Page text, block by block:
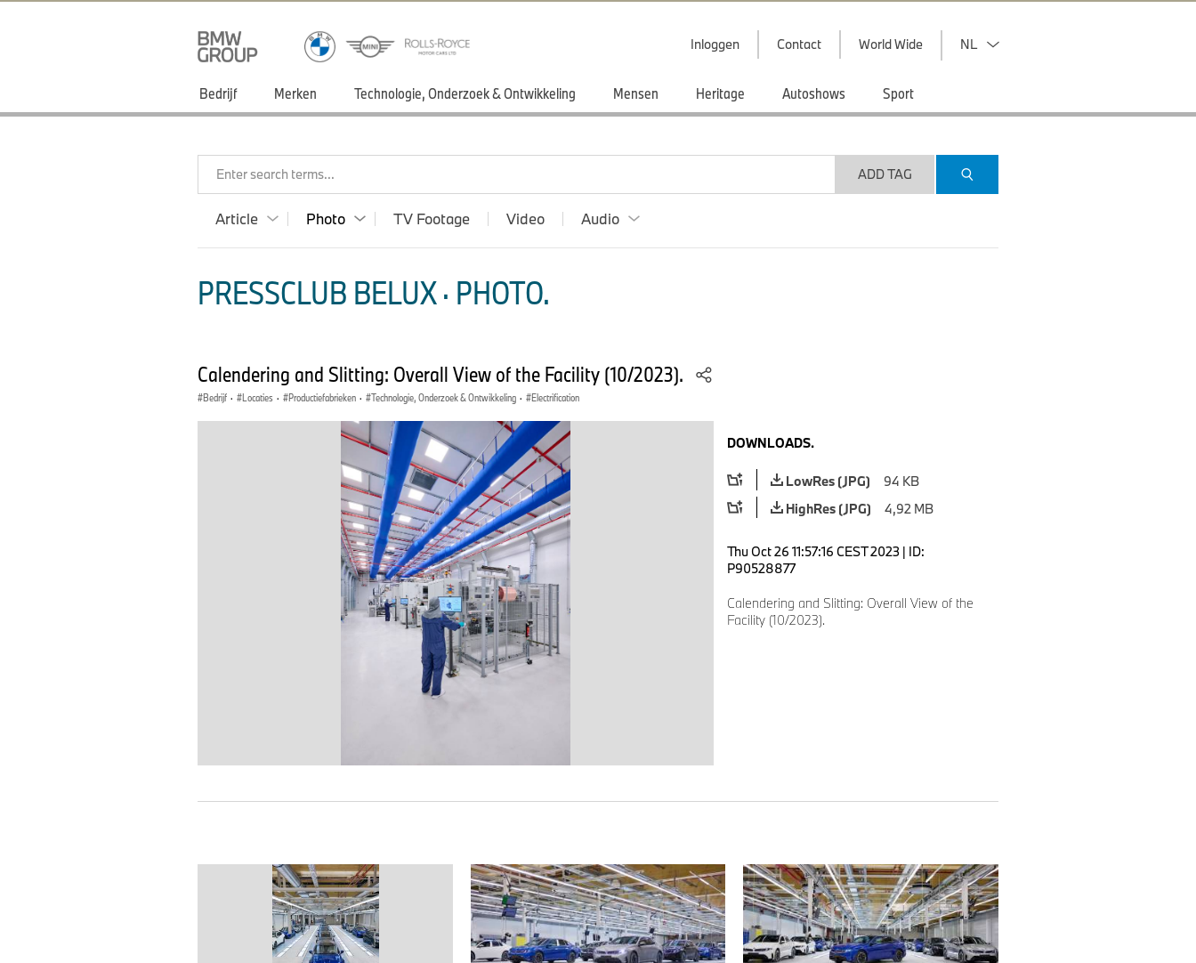
Inloggen Contact World Wide NL
Bedrijf Merken Technologie, Onderzoek & Ontwikkeling Mensen Heritage Autoshows Sport
Enter search terms... ADD TAG
Article Photo TV Footage Video Audio
PRESSCLUB BELUX · PHOTO.
Calendering and Slitting: Overall View of the Facility (10/2023).
Bedrijf · Locaties · Productiefabrieken · Technologie, Onderzoek & Ontwikkeling · Electrification
DOWNLOADS.
LowRes (JPG)
94 KB
HighRes (JPG)
4,92 MB
Thu Oct 26 11:57:16 CEST 2023 | ID:
P90528877
Calendering and Slitting: Overall View of the
Facility (10/2023).